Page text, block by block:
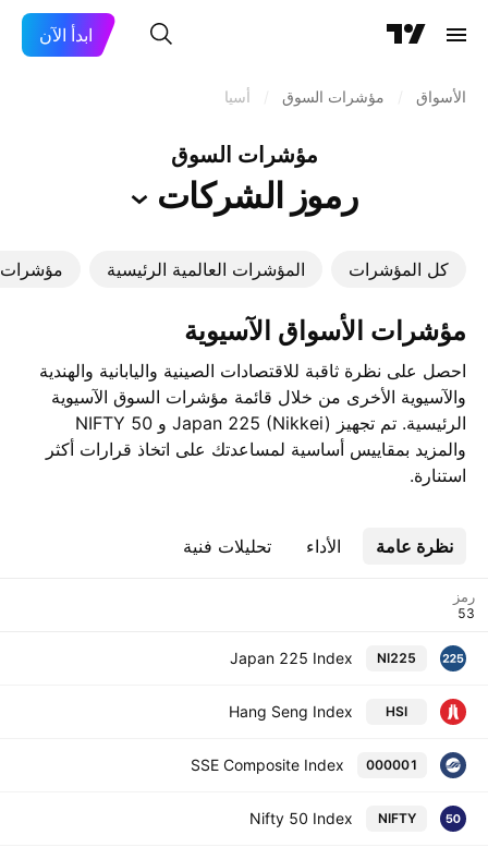
ابدأ الآن
الأسواق مؤشرات السوق أسيا
مؤشرات السوق
رموز الشركات
كل المؤشرات المؤشرات العالمية الرئيسية مؤشرات
مؤشرات الأسواق الآسيوية
احصل على نظرة ثاقبة للاقتصادات الصينية واليابانية والهندية
والآسيوية الأخرى من خلال قائمة مؤشرات السوق الآسيوية
الرئيسية. تم تجهيز Japan 225 (Nikkei) و NIFTY 50
والمزيد بمقاييس أساسية لمساعدتك على اتخاذ قرارات أكثر
استنارة.
نظرة عامة الأداء تحليلات فنية
رمز
NI225
Japan 225 Index
HSI
Hang Seng Index
000001
SSE Composite Index
NIFTY
Nifty 50 Index